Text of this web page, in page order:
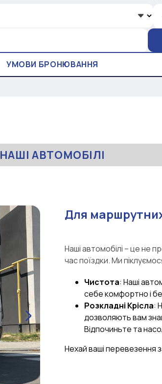
УМОВИ БРОНЮВАННЯ
НАШІ АВТОМОБІЛІ
Для
Наші автомобілі – це не
час поїздки. Ми
Чистота: Наші
себе комфортно і
Розкладні Крісла:
дозволяють вам
Відпочиньте та
Нехай ваші перевезення